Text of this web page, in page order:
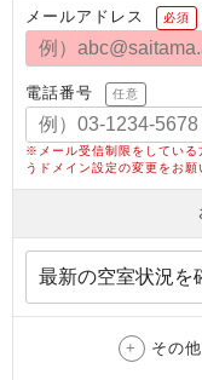
メールアドレス 必須
電話番号 任意
※メール受信制限をしてい
うドメイン設定の変更をお願
その